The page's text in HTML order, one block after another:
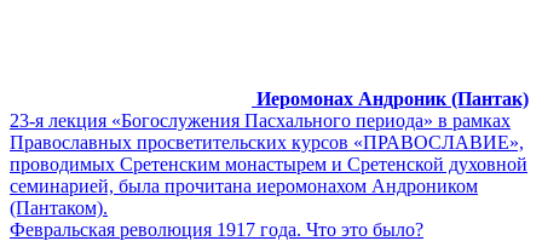
Иеромонах Андроник (Пантак)
23-я лекция «Богослужения Пасхального периода» в рамках
Православных просветительских курсов «ПРАВОСЛАВИЕ»,
проводимых Сретенским монастырем и Сретенской духовной
семинарией, была прочитана иеромонахом Андроником
(Пантаком).
Февральская революция 1917 года. Что это было?